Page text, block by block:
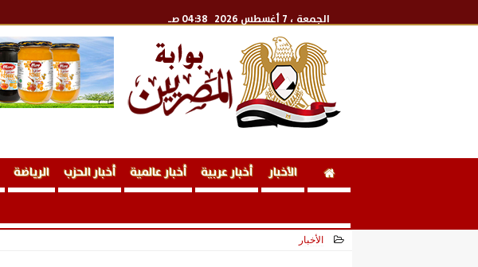
الجمعة ، 7 أغسطس 2026 04:38 صـ
الأخبار أخبار عربية أخبار عالمية أخبار الحزب الرياضة
الأخبار